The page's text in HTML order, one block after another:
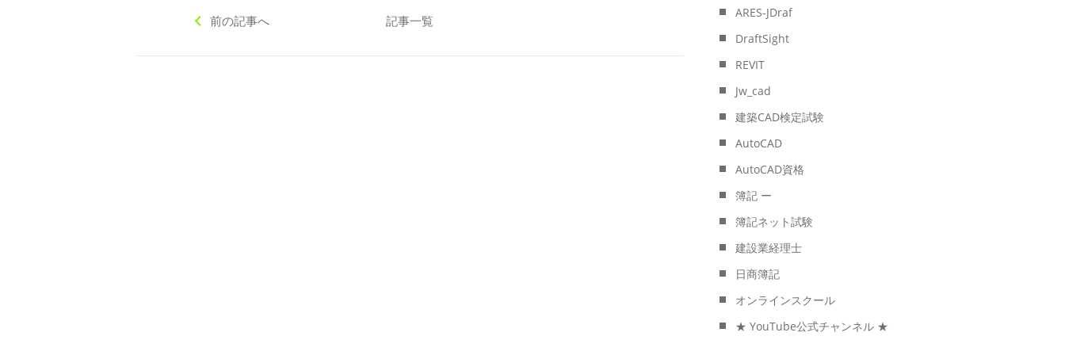
前の記事へ 記事一覧
ARES-JDraf
DraftSight
REVIT
Jw_cad
建築CAD検定試験
AutoCAD
AutoCAD資格
簿記 ー
簿記ネット試験
建設業経理士
日商簿記
オンラインスクール
★ YouTube公式チャンネル ★